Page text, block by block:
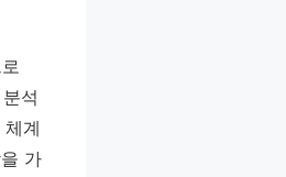
석
계
가